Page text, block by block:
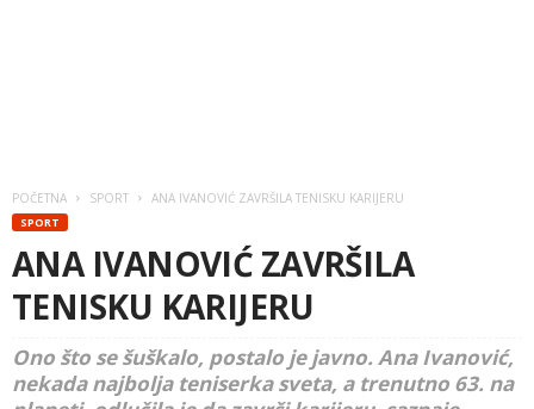
POČETNA SPORT ANA IVANOVIĆ ZAVRŠILA TENISKU KARIJERU
SPORT
ANA IVANOVIĆ ZAVRŠILA
TENISKU KARIJERU
Ono što se šuškalo, postalo je javno. Ana Ivanović,
nekada najbolja teniserka sveta, a trenutno 63. na